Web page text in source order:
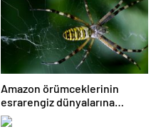
Amazon örümceklerinin
esrarengiz dünyalarına
gitmeye hazır olun.